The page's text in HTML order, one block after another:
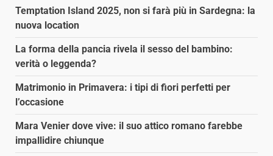
Temptation Island 2025, non si farà più in Sardegna: la
nuova location
La forma della pancia rivela il sesso del bambino:
verità o leggenda?
Matrimonio in Primavera: i tipi di fiori perfetti per
l’occasione
Mara Venier dove vive: il suo attico romano farebbe
impallidire chiunque